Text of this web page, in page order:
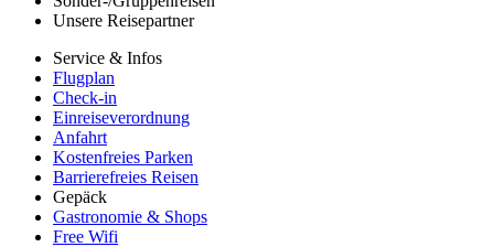
Unsere Reisepartner
Service & Infos
Flugplan
Check-in
Einreiseverordnung
Anfahrt
Kostenfreies Parken
Barrierefreies Reisen
Gepäck
Gastronomie & Shops
Free Wifi